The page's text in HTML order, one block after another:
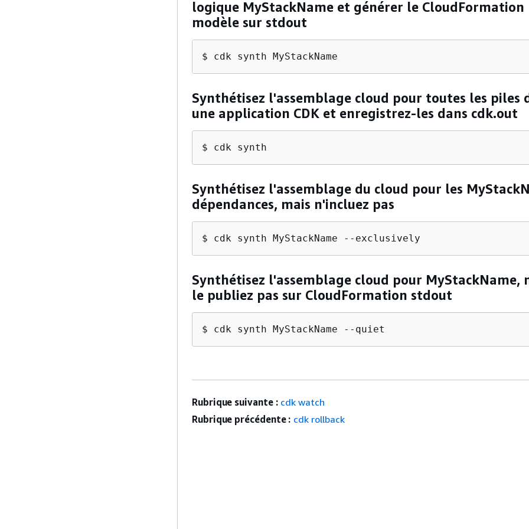
logique MyStackName et générer le CloudFormation
modèle sur stdout
$ cdk synth MyStackName
Synthétisez l'assemblage cloud pour toutes les piles
une application CDK et enregistrez-les dans cdk.out
$ cdk synth
Synthétisez l'assemblage du cloud pour les
dépendances, mais n'incluez pas
$ cdk synth MyStackName --exclusively
Synthétisez l'assemblage cloud pour MyStackName,
le publiez pas sur CloudFormation stdout
$ cdk synth MyStackName --quiet
Rubrique suivante : cdk watch
Rubrique précédente : cdk rollback